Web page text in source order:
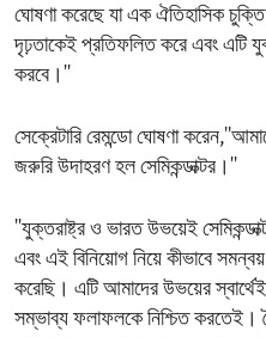
ঘোষণা করেছে যা এক ঐতিহাসিক
দৃঢ়তাকেই প্রতিফলিত করে এবং এটি
করবে।''
সেক্রেটারি রেমন্ডো ঘোষণা
জরুরি উদাহরণ হল সেমিকন্ডাক্টর।''
''যুক্তরাষ্ট্র ও ভারত উভয়েই
এবং এই বিনিয়োগ নিয়ে কীভাবে
করেছি। এটি আমাদের উভয়ের
সম্ভাব্য ফলাফলকে নিশ্চিত করতেই।